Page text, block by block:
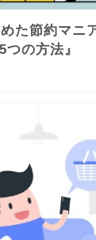
た節約マニ
の方法』